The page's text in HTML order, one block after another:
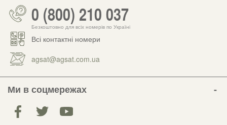
0 (800) 210 037
Безкоштовно для всіх номерів по Україні
Всі контактні номери
agsat@agsat.com.ua
Ми в соцмережах